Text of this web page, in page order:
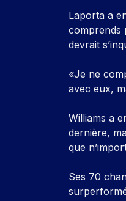
Laporta a
comprends
devrait
«Je ne
avec eux,
Williams a
dernière,
que
Ses 70